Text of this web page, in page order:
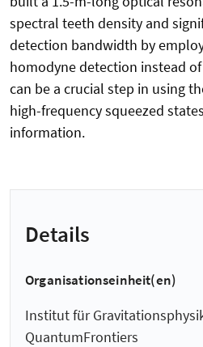
spectral teeth density and
detection bandwidth by
homodyne detection instead
can be a crucial step in using
high-frequency squeezed
information.
Details
Organisationseinheit(en)
Institut für
QuantumFrontiers